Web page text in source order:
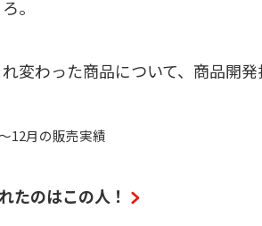
。
変わった商品について、商品開
12月の販売実績
たのはこの人！